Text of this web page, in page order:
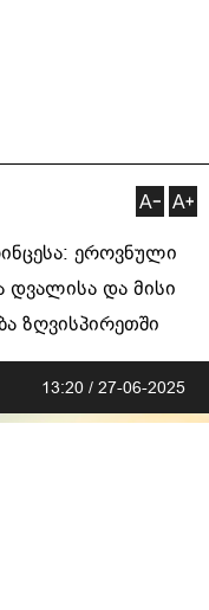
ეროვნული
დვალისა და მისი
ზღვისპირეთში
13:20 / 27-06-2025